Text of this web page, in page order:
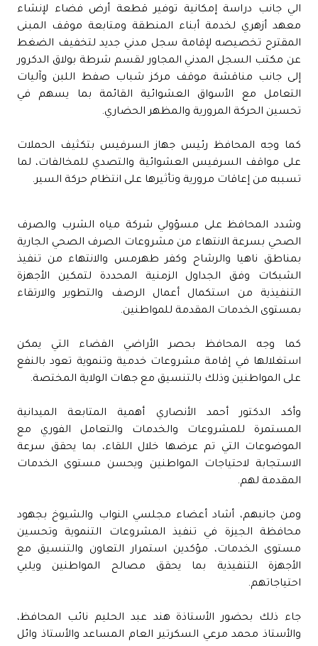
الي جانب دراسة إمكانية توفير قطعة أرض فضاء لإنشاء
معهد أزهري لخدمة أبناء المنطقة ومتابعة موقف المبنى
المقترح تخصيصه لإقامة سجل مدني جديد لتخفيف الضغط
عن مكتب السجل المدني المجاور لقسم شرطة بولاق الدكرور
إلى جانب مناقشة موقف مركز شباب صفط اللبن وآليات
التعامل مع الأسواق العشوائية القائمة بما يسهم في
تحسين الحركة المرورية والمظهر الحضاري.
كما وجه المحافظ رئيس جهاز السرفيس بتكثيف الحملات
على مواقف السرفيس العشوائية والتصدي للمخالفات، لما
تسببه من إعاقات مرورية وتأثيرها على انتظام حركة السير.
وشدد المحافظ على مسؤولي شركة مياه الشرب والصرف
الصحي بسرعة الانتهاء من مشروعات الصرف الصحي الجارية
بمناطق ناهيا والرشاح وكفر طهرمس والانتهاء من تنفيذ
الشبكات وفق الجداول الزمنية المحددة لتمكين الأجهزة
التنفيذية من استكمال أعمال الرصف والتطوير والارتقاء
بمستوى الخدمات المقدمة للمواطنين.
كما وجه المحافظ بحصر الأراضي الفضاء التي يمكن
استغلالها في إقامة مشروعات خدمية وتنموية تعود بالنفع
على المواطنين وذلك بالتنسيق مع جهات الولاية المختصة.
وأكد الدكتور أحمد الأنصاري أهمية المتابعة الميدانية
المستمرة للمشروعات والخدمات والتعامل الفوري مع
الموضوعات التي تم عرضها خلال اللقاء، بما يحقق سرعة
الاستجابة لاحتياجات المواطنين ويحسن مستوى الخدمات
المقدمة لهم.
ومن جانبهم، أشاد أعضاء مجلسي النواب والشيوخ بجهود
محافظة الجيزة في تنفيذ المشروعات التنموية وتحسين
مستوى الخدمات، مؤكدين استمرار التعاون والتنسيق مع
الأجهزة التنفيذية بما يحقق مصالح المواطنين ويلبي
احتياجاتهم.
جاء ذلك بحضور الأستاذة هند عبد الحليم نائب المحافظ،
والأستاذ محمد مرعي السكرتير العام المساعد والأستاذ وائل